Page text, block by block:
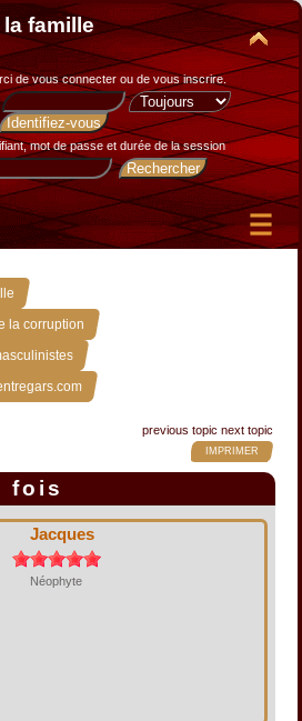
famille
devous connecter ou de vous inscrire.
mot de passe et durée de la session
»
la corruption »
»
previous topic next topic
IMPRIMER
fois
Jacques
Néophyte